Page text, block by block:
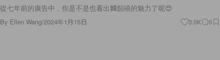
從七年前的廣告中，你是不是也看出韓韶禧的魅力了呢😍
By Ellen Wang/2024年1月15日 3.0K 0